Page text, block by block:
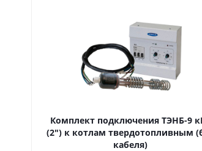
Комплект подключения ТЭНБ-9
(2") к котлам твердотопливным
кабеля)